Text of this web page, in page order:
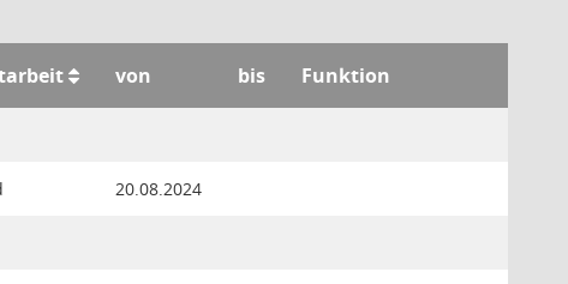
von bis Funktion
20.08.2024